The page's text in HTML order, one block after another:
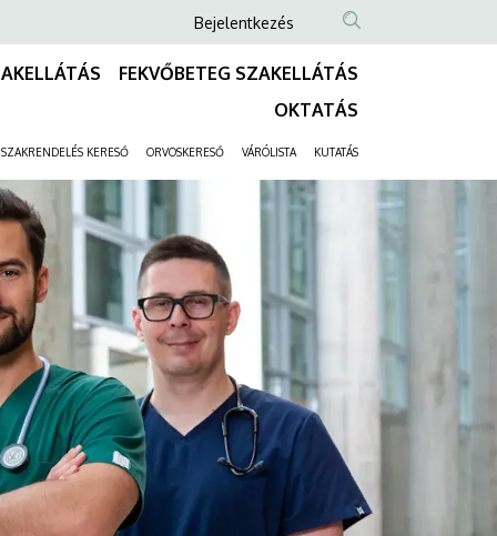
Anonim
Felhasználói
fiók
Bejelentkezés
FEKVŐBETEG SZAKELLÁTÁS
OKTATÁS
navigáció
SZAKRENDELÉS KERESŐ ORVOSKERESŐ VÁRÓLISTA KUTATÁS